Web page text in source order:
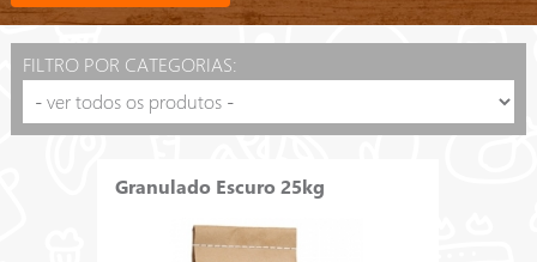
FILTRO POR CATEGORIAS:
Granulado Escuro 25kg